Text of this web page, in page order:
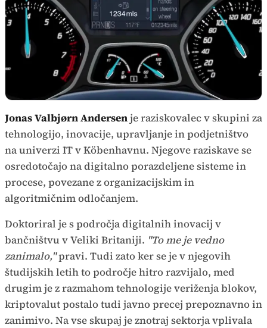
Jonas Valbjørn Andersenje raziskovalec v skupini za
tehnologijo, inovacije, upravljanje in podjetništvo
na univerzi IT v Köbenhavnu. Njegove raziskave se
osredotočajo na digitalno porazdeljene sisteme in
procese, povezane z organizacijskim in
algoritmičnim odločanjem.
Doktoriral je s področja digitalnih inovacij v
bančništvu v Veliki Britaniji. "To me je vedno
zanimalo,"pravi. Tudi zato ker se je v njegovih
študijskih letih to področje hitro razvijalo, med
drugim je z razmahom tehnologijeveriženja blokov,
kriptovalut postalo tudi javno precej prepoznavno in
zanimivo. Na vse skupaj je znotraj sektorja vplivala